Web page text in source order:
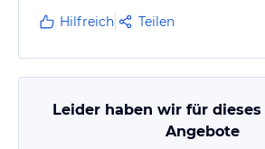
vorhanden.
Absolut sauber und Top
Empfang.Frühstück preiswert bei
Zentral gelegen um
zu besuchen.
Nettes Personal.Sehr
Hilfreich Teilen
Leider haben wir für
Angebote